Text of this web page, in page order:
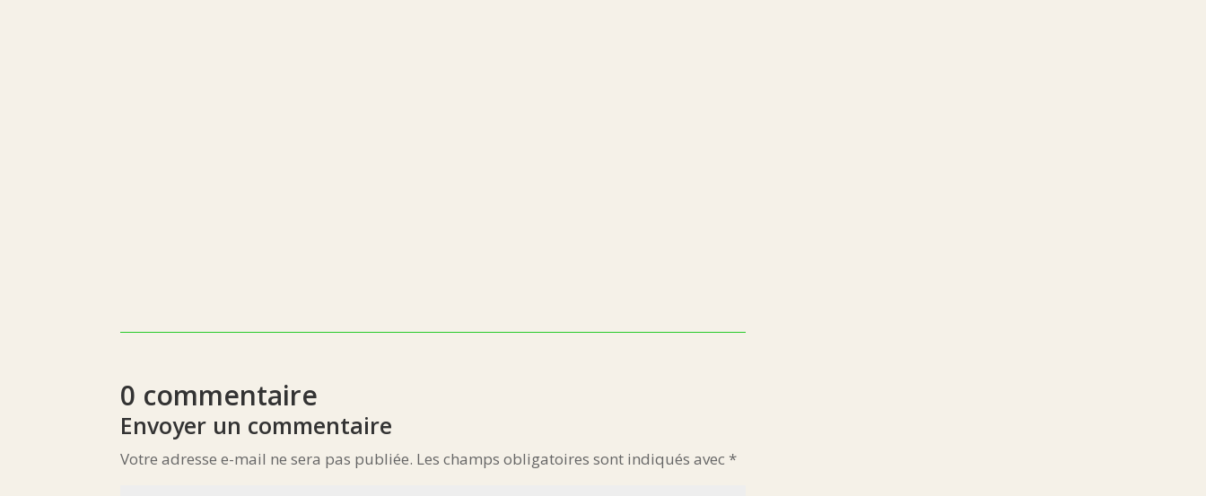
0 commentaire
Envoyer un commentaire
Votre adresse e-mail ne sera pas publiée. Les champs obligatoires sont indiqués avec *